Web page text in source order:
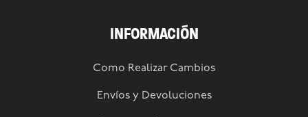
INFORMACIÓN
Como Realizar Cambios
Envíos y Devoluciones